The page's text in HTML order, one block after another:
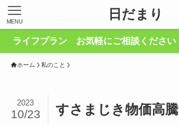
日だまり
MENU
フプラン お気軽にご相談ください
ホーム 私のこと
すさまじき物価高騰
2023
10/23